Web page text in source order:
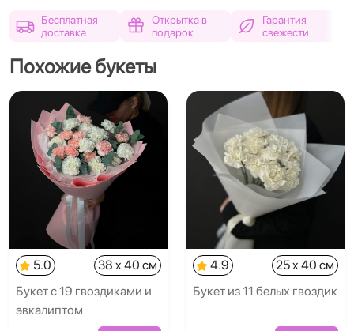
Бесплатная
доставка
Открытка в
подарок
Гарантия
свежести
Похожие букеты
5.0
38 x 40 см
Букет с 19 гвоздиками и
эвкалиптом
4.9
25 x 40 см
Букет из 11 белых гвоздик